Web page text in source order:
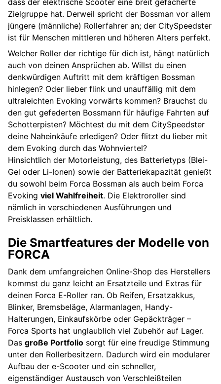
dass der elektrische Scooter eine breit gefächerte
Zielgruppe hat. Derweil spricht der Bossman vor allem
jüngere (männliche) Rollerfahrer an; der CitySpeedster
ist für Menschen mittleren und höheren Alters perfekt.
Welcher Roller der richtige für dich ist, hängt natürlich
auch von deinen Ansprüchen ab. Willst du einen
denkwürdigen Auftritt mit dem kräftigen Bossman
hinlegen? Oder lieber flink und unauffällig mit dem
ultraleichten Evoking vorwärts kommen? Brauchst du
den gut gefederten Bossmann für häufige Fahrten auf
Schotterpisten? Möchtest du mit dem CitySpeedster
deine Naheinkäufe erledigen? Oder flitzt du lieber mit
dem Evoking durch das Wohnviertel?
Hinsichtlich der Motorleistung, des Batterietyps (Blei-
Gel oder Li-Ionen) sowie der Batteriekapazität genießt
du sowohl beim Forca Bossman als auch beim Forca
Evoking viel Wahlfreiheit. Die Elektroroller sind
nämlich in verschiedenen Ausführungen und
Preisklassen erhältlich.
Die Smartfeatures der Modelle von
FORCA
Dank dem umfangreichen Online-Shop des Herstellers
kommst du ganz leicht an Ersatzteile und Extras für
deinen Forca E-Roller ran. Ob Reifen, Ersatzakkus,
Blinker, Bremsbeläge, Alarmanlagen, Handy-
Halterungen, Einkaufskörbe oder Gepäckträger –
Forca Sports hat unglaublich viel Zubehör auf Lager.
Das große Portfolio sorgt für eine freudige Stimmung
unter den Rollerbesitzern. Dadurch wird ein modularer
Aufbau der e-Scooter und ein schneller,
eigenständiger Austausch von Verschleißteilen